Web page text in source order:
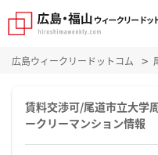
広島ウィークリードットコム
賃料交渉可/尾道市立大学
ークリーマンション情報